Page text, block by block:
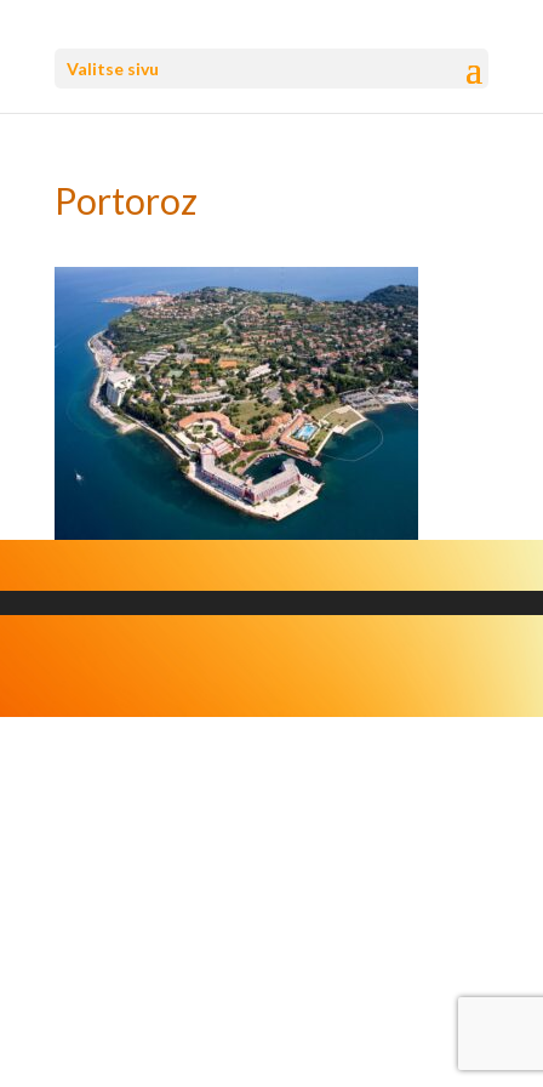
Valitse sivu
Portoroz